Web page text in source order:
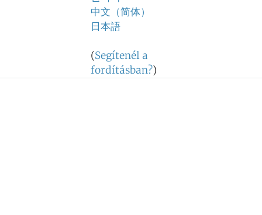
中文（简体）
日本語
(Segítenél a
fordításban?)